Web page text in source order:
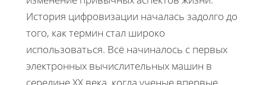
История цифровизации началась задолго до
того, как термин стал широко
использоваться. Всё начиналось с первых
электронных вычислительных машин в
середине XX века, когда ученые впервые